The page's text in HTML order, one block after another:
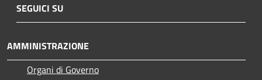
SEGUICI SU
AMMINISTRAZIONE
Organi di Governo